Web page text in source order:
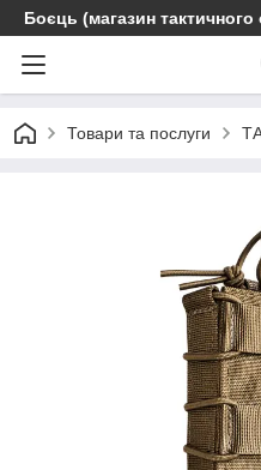
Боєць (магазин
Товари та послуги